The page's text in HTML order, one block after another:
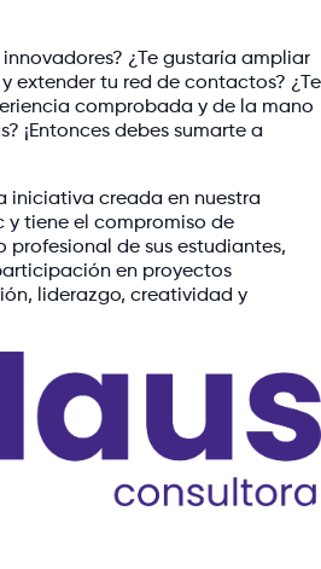
¿Te gustaría ampliar
extender tu red de contactos? ¿Te
comprobada y de la mano
¡Entonces debes sumarte a
iniciativa creada en nuestra
y tiene el compromiso de
profesional de sus estudiantes,
en proyectos
liderazgo, creatividad y